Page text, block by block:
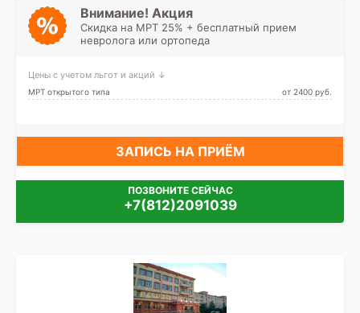
Политехническая, Проспект
Внимание! Акция
Скидка на МРТ 25% + бесплатный прием
невролога или ортопеда
Цены с учетом льгот и акций ↓
МРТ открытого типа от 2400 pуб.
ЗАПИСЬ НА ПРИЁМ
ПОЗВОНИТЕ СЕЙЧАС
+7(812)2091039